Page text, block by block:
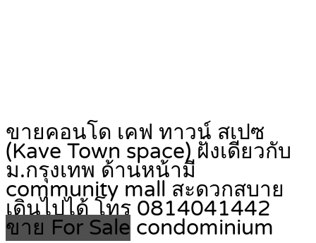
ขายคอนโด เคฟ ทาวน์ สเปซ
(Kave Town space) ฝั่งเดียวกับ
ม.กรุงเทพ ด้านหน้ามี
community mall สะดวกสบาย
เดินไปได้ โทร 0814041442
ขาย For Sale condominium